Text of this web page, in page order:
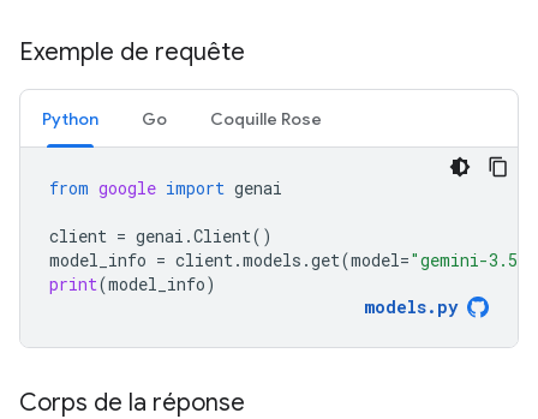
Exemple de requête
Python Go Coquille Rose
from google import genai
client = genai .Client()
model_info = client.models .get(model="gemini-3.5-
print(model_info)
models. py
Corps de la réponse